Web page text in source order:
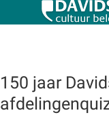
150 jaar
Zoek: